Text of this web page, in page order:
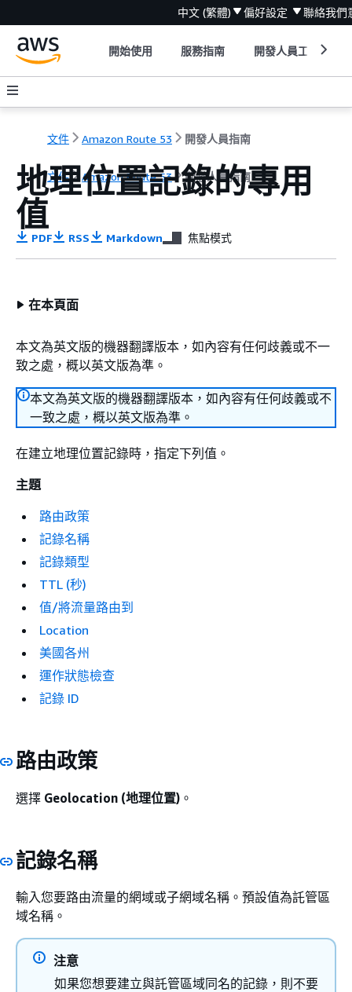
中文 (繁體) 偏好設定 聯絡我們
開始使用 服務指南 開發人員工具
文件 Amazon Route 53 開發人員指南
文件 Amazon Route 53 開發人員指南
地理位置記錄的專用
值
PDF RSS Markdown 焦點模式
在本頁面
本文為英文版的機器翻譯版本，如內容有任何歧義或不一
致之處，概以英文版為準。
本文為英文版的機器翻譯版本，如內容有任何歧義或不
一致之處，概以英文版為準。
在建立地理位置記錄時，指定下列值。
主題
路由政策
記錄名稱
記錄類型
TTL (秒)
值/將流量路由到
Location
美國各州
運作狀態檢查
記錄 ID
路由政策
選擇 Geolocation (地理位置) 。
記錄名稱
輸入您要路由流量的網域或子網域名稱。預設值為託管區
域名稱。
注意
如果您想要建立與託管區域同名的記錄，則不要